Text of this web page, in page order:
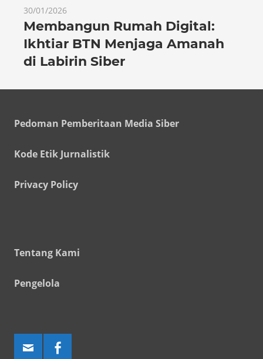
30/01/2026
Membangun Rumah Digital:
Ikhtiar BTN Menjaga Amanah
di Labirin Siber
Pedoman Pemberitaan Media Siber
Kode Etik Jurnalistik
Privacy Policy
Tentang Kami
Pengelola